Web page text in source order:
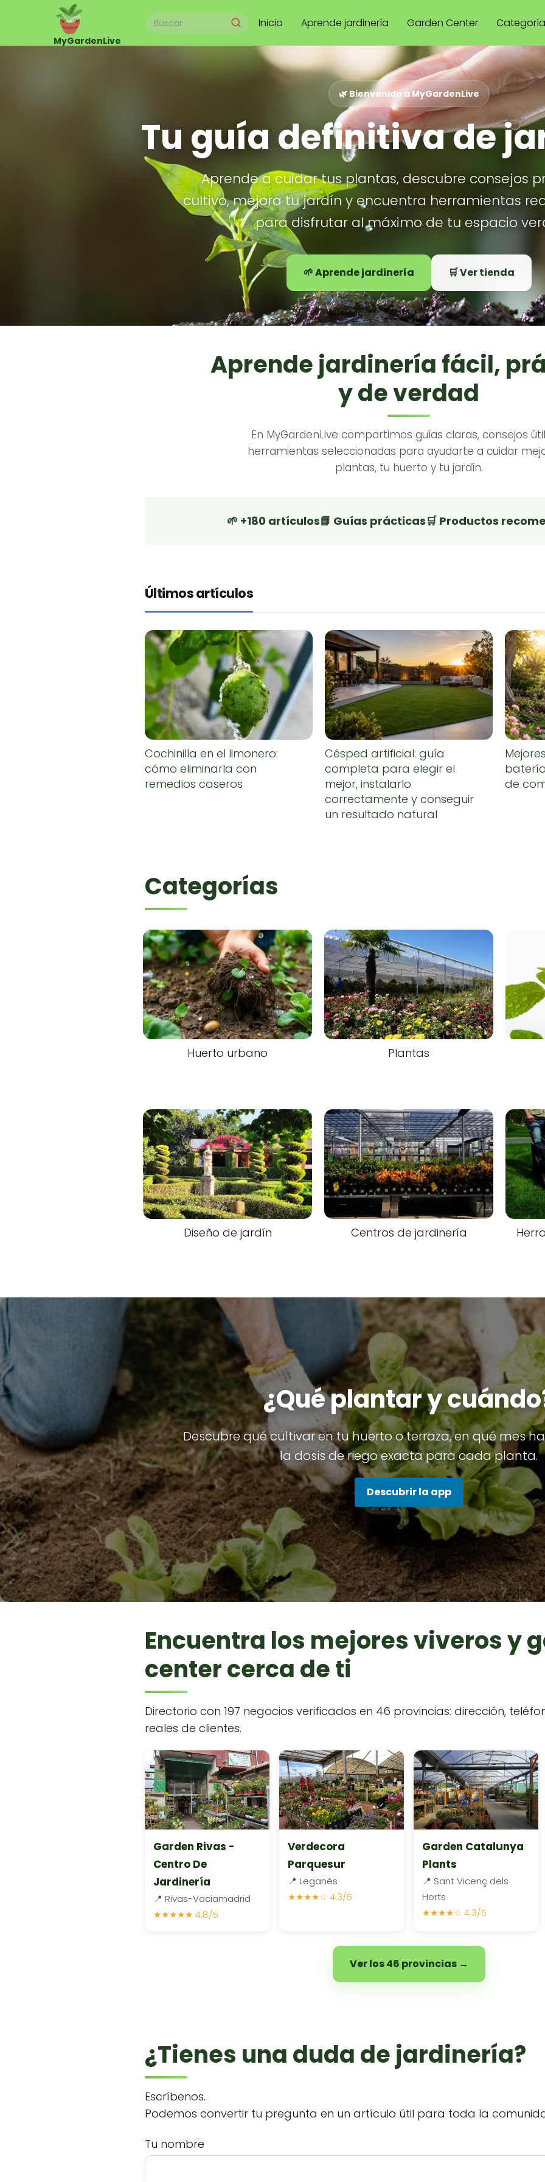
Inicio Aprende jardinería Garden Center
🌿 Bienvenido a MyGardenLive
Tu guía definitiva de
Aprende a cuidar tus plantas, descubre consejos
cultivo, mejora tu jardín y encuentra herramientas
para disfrutar al máximo de tu espacio
🌱 Aprende jardinería 🛒 Ver tienda
Aprende jardinería fácil,
y de verdad
En MyGardenLive compartimos guías claras, consejos
herramientas seleccionadas para ayudarte a cuidar
plantas, tu huerto y tu jardín.
🌱 +180 artículos📘 Guías prácticas🛒 Productos
Últimos artículos
Cochinilla en el limonero:
cómo eliminarla con
remedios caseros
Césped artificial: guía
completa para elegir el
mejor, instalarlo
correctamente y conseguir
un resultado natural
de
Categorías
Huerto urbano Plantas
Diseño de jardín Centros de jardinería
¿Qué plantar y
Descubre qué cultivar en tu huerto o terraza, en qué mes
la dosis de riego exacta para cada planta.
Descubrir la app
Encuentra los mejores viveros y
center cerca de ti
Directorio con 197 negocios verificados en 46 provincias: dirección,
reales de clientes.
Garden Rivas -
Centro De
Jardinería
📍 Rivas-Vaciamadrid
★★★★★ 4.8/5
Verdecora
Parquesur
📍 Leganés
★★★★☆ 4.3/5
Garden Catalunya
Plants
📍 Sant Vicenç dels
Horts
★★★★☆ 4.3/5
Ver los 46 provincias →
¿Tienes una duda de jardinería?
Escríbenos.
Podemos convertir tu pregunta en un artículo útil para toda la
Tu nombre